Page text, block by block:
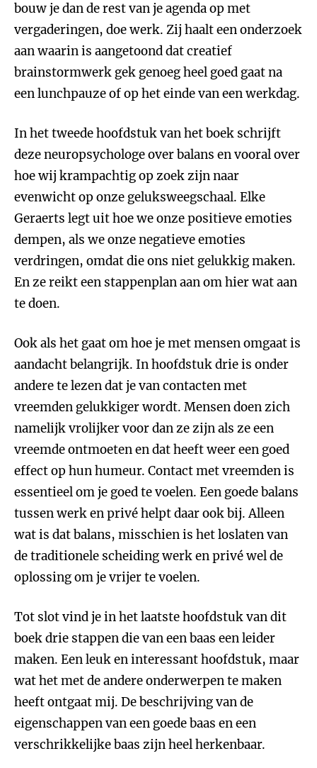
bouw je dan de rest van je agenda op met
vergaderingen, doe werk. Zij haalt een onderzoek
aan waarin is aangetoond dat creatief
brainstormwerk gek genoeg heel goed gaat na
een lunchpauze of op het einde van een werkdag.
In het tweede hoofdstuk van het boek schrijft
deze neuropsychologe over balans en vooral over
hoe wij krampachtig op zoek zijn naar
evenwicht op onze geluksweegschaal. Elke
Geraerts legt uit hoe we onze positieve emoties
dempen, als we onze negatieve emoties
verdringen, omdat die ons niet gelukkig maken.
En ze reikt een stappenplan aan om hier wat aan
te doen.
Ook als het gaat om hoe je met mensen omgaat is
aandacht belangrijk. In hoofdstuk drie is onder
andere te lezen dat je van contacten met
vreemden gelukkiger wordt. Mensen doen zich
namelijk vrolijker voor dan ze zijn als ze een
vreemde ontmoeten en dat heeft weer een goed
effect op hun humeur. Contact met vreemden is
essentieel om je goed te voelen. Een goede balans
tussen werk en privé helpt daar ook bij. Alleen
wat is dat balans, misschien is het loslaten van
de traditionele scheiding werk en privé wel de
oplossing om je vrijer te voelen.
Tot slot vind je in het laatste hoofdstuk van dit
boek drie stappen die van een baas een leider
maken. Een leuk en interessant hoofdstuk, maar
wat het met de andere onderwerpen te maken
heeft ontgaat mij. De beschrijving van de
eigenschappen van een goede baas en een
verschrikkelijke baas zijn heel herkenbaar.